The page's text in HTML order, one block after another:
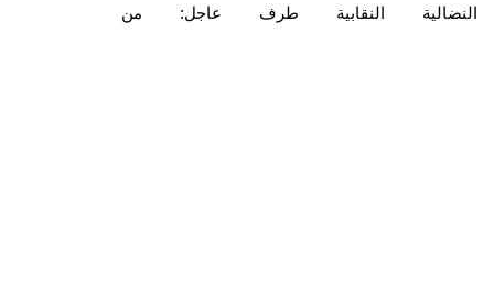
النضالية
النقابية طرف عاجل: من